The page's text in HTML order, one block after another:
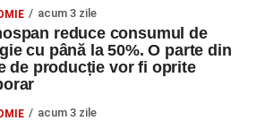
acum 3 zile
reduce consumul de
cu până la 50%. O parte din
de producție vor fi oprite
acum 3 zile